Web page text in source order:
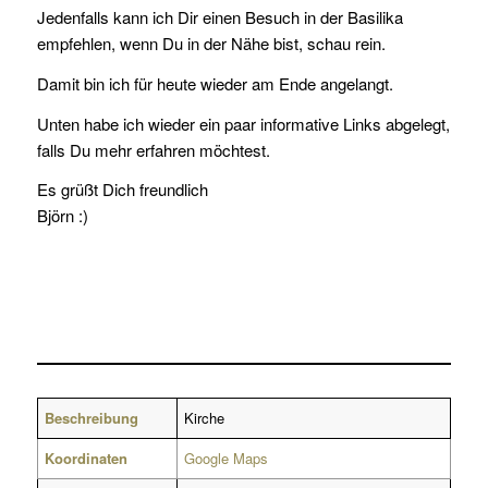
Jedenfalls kann ich Dir einen Besuch in der Basilika
empfehlen, wenn Du in der Nähe bist, schau rein.
Damit bin ich für heute wieder am Ende angelangt.
Unten habe ich wieder ein paar informative Links abgelegt,
falls Du mehr erfahren möchtest.
Es grüßt Dich freundlich
Björn :)
Beschreibung
Kirche
Koordinaten
Google Maps